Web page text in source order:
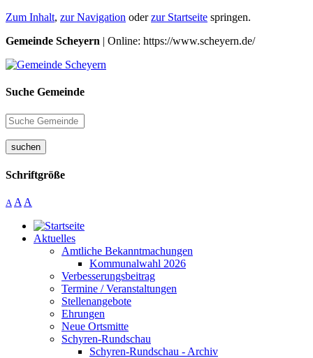
Zum Inhalt, zur Navigation oderzur Startseite springen.
Gemeinde Scheyern | Online: https://www.scheyern.de/
Suche Gemeinde
suchen
Schriftgröße
A A A
Aktuelles
Amtliche Bekanntmachungen
Kommunalwahl 2026
Verbesserungsbeitrag
Termine / Veranstaltungen
Stellenangebote
Ehrungen
Neue Ortsmitte
Schyren-Rundschau
Schyren-Rundschau - Archiv